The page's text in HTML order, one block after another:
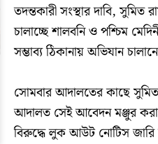
তদন্তকারী সংস্থার দাবি,
চালাচ্ছে শালবনি ও পশ্চিম
সম্ভাব্য ঠিকানায় অভিযান
সোমবার আদালতের কাছে সুমিত
আদালত সেই আবেদন মঞ্জুর
বিরুদ্ধে লুক আউট নোটিস জারি